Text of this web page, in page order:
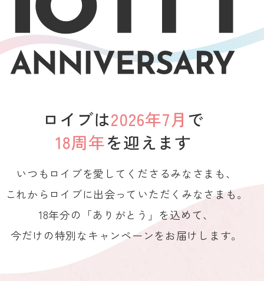
ロイブは2026年7月 で
18周年を迎えます
いつもロイブを愛してくださるみなさまも、
これからロイブに出会っていただくみなさまも。
18年分の「ありがとう」を込めて、
今だけの特別なキャンペーンをお届けします。